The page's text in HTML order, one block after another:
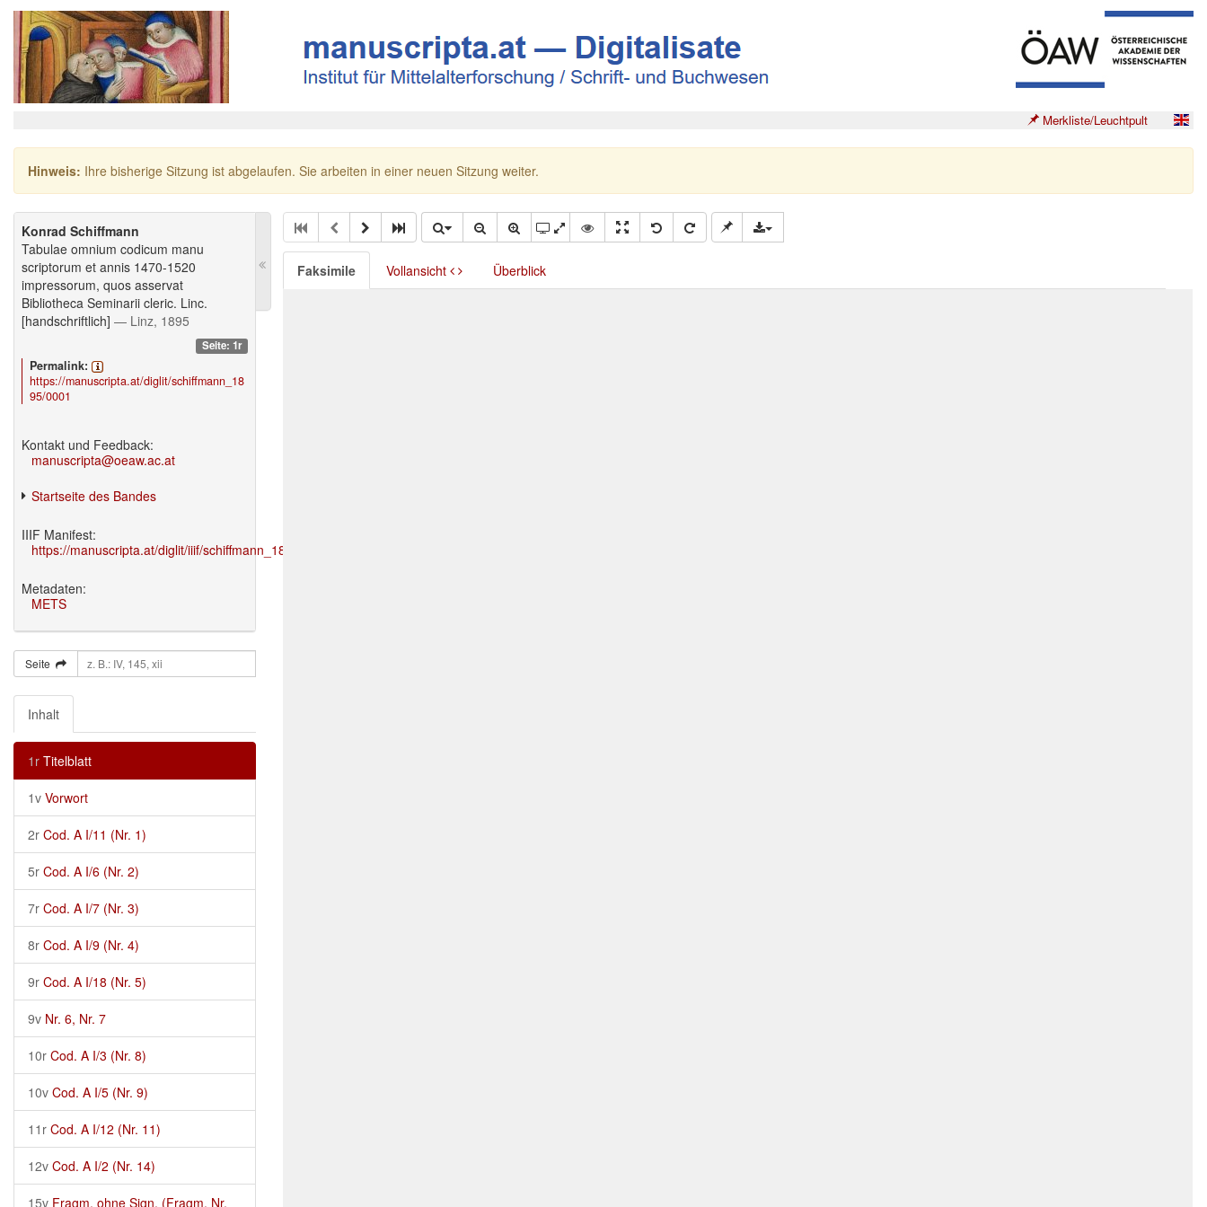
Merkliste/Leuchtpult
Hinweis: Ihre bisherige Sitzung ist abgelaufen. Sie arbeiten in einer neuen Sitzung weiter.
Konrad Schiffmann
Tabulae omnium codicum manu
scriptorum et annis 1470-1520
impressorum, quos asservat
Bibliotheca Seminarii cleric. Linc.
[handschriftlich] — Linz, 1895
Seite: 1r
Permalink:
https://manuscripta.at/diglit/schiffmann_18
95/0001
Kontakt und Feedback:
manuscripta@oeaw.ac.at
Startseite des Bandes
IIIF Manifest:
https://manuscripta.at/diglit/iiif/schiffmann_1895/manifest.json
Metadaten:
METS
Seite
Inhalt
1r Titelblatt
1v Vorwort
2r Cod. A I/11 (Nr. 1)
5r Cod. A I/6 (Nr. 2)
7r Cod. A I/7 (Nr. 3)
8r Cod. A I/9 (Nr. 4)
9r Cod. A I/18 (Nr. 5)
9v Nr. 6, Nr. 7
10r Cod. A I/3 (Nr. 8)
10v Cod. A I/5 (Nr. 9)
11r Cod. A I/12 (Nr. 11)
12v Cod. A I/2 (Nr. 14)
15v Fragm. ohne Sign. (Fragm. Nr.
Faksimile Vollansicht Überblick